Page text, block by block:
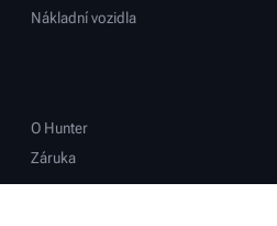
Nákladní vozidla
O Hunter
Záruka